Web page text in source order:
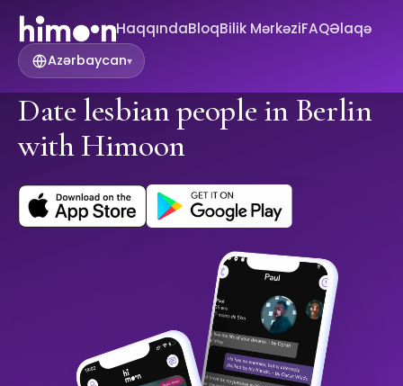
HaqqındaBloqBilik MərkəziFAQƏlaqə
Azərbaycan▾
Date lesbian people in Berlin
with Himoon